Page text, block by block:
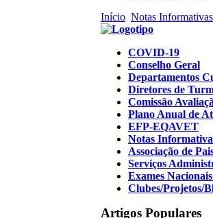
Início Notas
COVID-19
Conselho Geral
Departamentos
Diretores de
Comissão
Plano Anual de
EFP-EQAVET
Notas
Associação de
Serviços
Exames Nacionais
Clubes/Projetos/
Artigos Populares